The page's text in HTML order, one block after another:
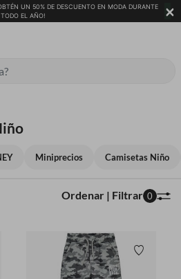
DESCUBRIR NUESTRA COLECCIÓN PRIMAVERA-VERANO
×
Miniprecios Camisetas Niño
Ordenar | Filtrar 0
de deseos Lista